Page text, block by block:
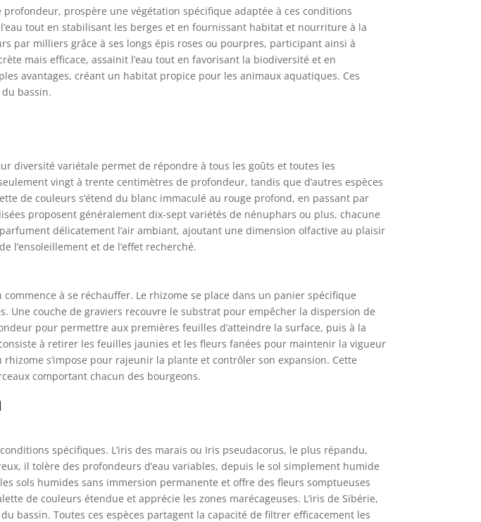
prospère une végétation spécifique adaptée à ces conditions
tout en stabilisant les berges et en fournissant habitat et nourriture à la
par milliers grâce à ses longs épis roses ou pourpres, participant ainsi à
mais efficace, assainit l’eau tout en favorisant la biodiversité et en
avantages, créant un habitat propice pour les animaux aquatiques. Ces
bassin.
diversité variétale permet de répondre à tous les goûts et toutes les
vingt à trente centimètres de profondeur, tandis que d’autres espèces
de couleurs s’étend du blanc immaculé au rouge profond, en passant par
proposent généralement dix-sept variétés de nénuphars ou plus, chacune
délicatement l’air ambiant, ajoutant une dimension olfactive au plaisir
l’ensoleillement et de l’effet recherché.
à se réchauffer. Le rhizome se place dans un panier spécifique
Une couche de graviers recouvre le substrat pour empêcher la dispersion de
pour permettre aux premières feuilles d’atteindre la surface, puis à la
à retirer les feuilles jaunies et les fleurs fanées pour maintenir la vigueur
s’impose pour rajeunir la plante et contrôler son expansion. Cette
comportant chacun des bourgeons.
spécifiques. L’iris des marais ou Iris pseudacorus, le plus répandu,
il tolère des profondeurs d’eau variables, depuis le sol simplement humide
sols humides sans immersion permanente et offre des fleurs somptueuses
de couleurs étendue et apprécie les zones marécageuses. L’iris de Sibérie,
bassin. Toutes ces espèces partagent la capacité de filtrer efficacement les